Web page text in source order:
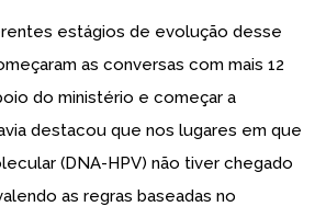
estágios de evolução desse
as conversas com mais 12
do ministério e começar a
destacou que nos lugares em que
(DNA-HPV) não tiver chegado
as regras baseadas no